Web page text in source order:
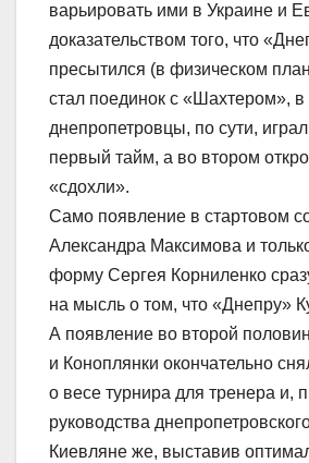
варьировать ими в Украине и
доказательством того, что
пресытился (в физическом
стал поединок с «Шахтером», в
днепропетровцы, по сути,
первый тайм, а во втором
«сдохли».
Само появление в стартовом
Александра Максимова и
форму Сергея Корниленко
на мысль о том, что «Днепру»
А появление во второй
и Коноплянки окончательно
о весе турнира для тренера и,
руководства
Киевляне же, выставив